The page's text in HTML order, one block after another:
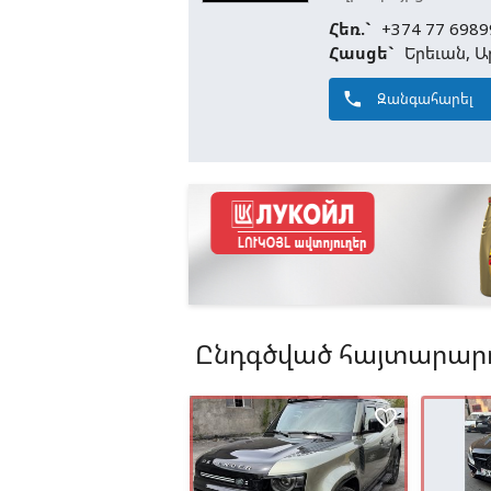
Հեռ.` +374 77
Հասցե` Երեւան,
phone Զանգահարել
Ընդգծված
favorite_border